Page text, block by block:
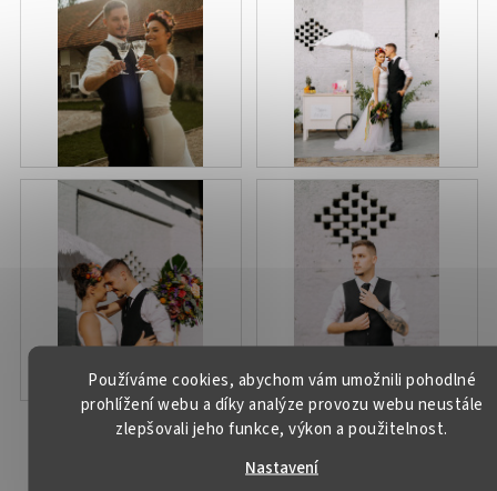
Používáme cookies, abychom vám umožnili pohodlné
prohlížení webu a díky analýze provozu webu neustále
zlepšovali jeho funkce, výkon a použitelnost.
Nastavení